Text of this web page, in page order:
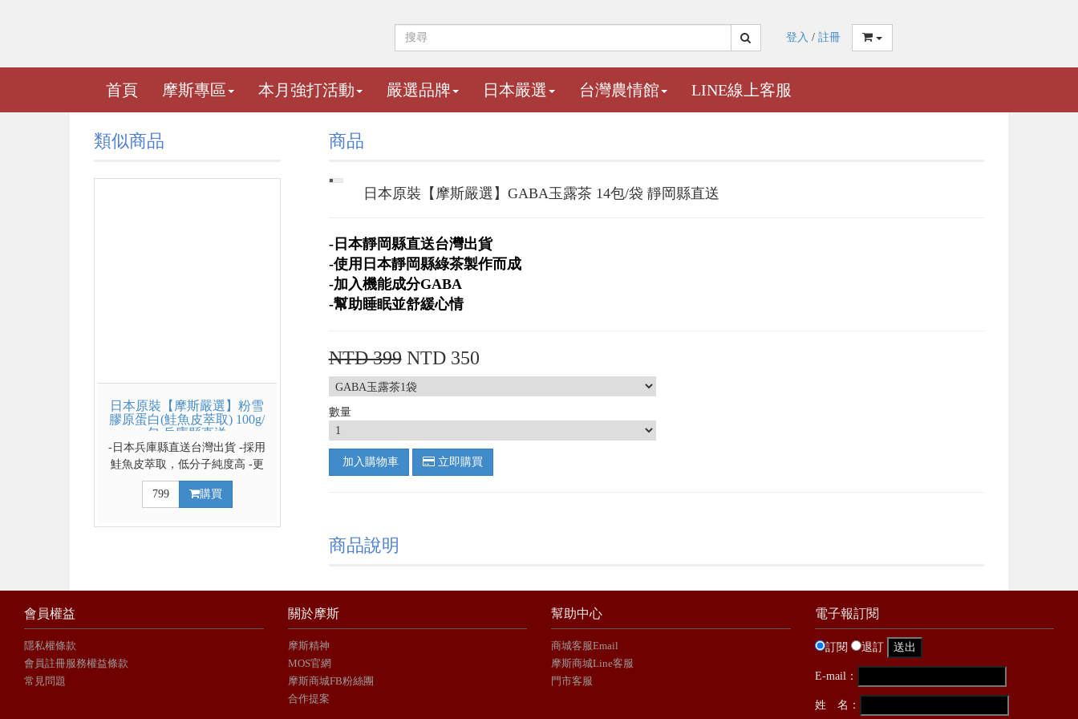
登入 / 註冊
首頁 摩斯專區 本月強打活動 嚴選品牌 日本嚴選 台灣農情館 LINE線上客服
類似商品
日本原裝【摩斯嚴選】粉雪
膠原蛋白(鮭魚皮萃取) 100g/
包 兵庫縣直送
-日本兵庫縣直送台灣出貨 -採用
鮭魚皮萃取，低分子純度高 -更
易於人體吸收，維持肌膚彈性 -
無臭無味溶解於美食飲品中邊吃
799 購買
商品
日本原裝【摩斯嚴選】GABA玉露茶 14包/袋 靜岡縣直送
-日本靜岡縣直送台灣出貨
-使用日本靜岡縣綠茶製作而成
-加入機能成分GABA
-幫助睡眠並舒緩心情
NTD 399NTD 350
數量
加入購物車 立即購買
商品說明
會員權益
隱私權條款
會員註冊服務權益條款
常見問題
關於摩斯
摩斯精神
MOS官網
摩斯商城FB粉絲團
合作提案
幫助中心
商城客服Email
摩斯商城Line客服
門市客服
電子報訂閱
訂閱 退訂
E-mail：
姓 名：